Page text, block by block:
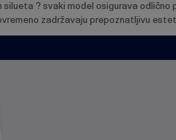
? svaki model osigurava odlično
zadržavaju prepoznatljivu